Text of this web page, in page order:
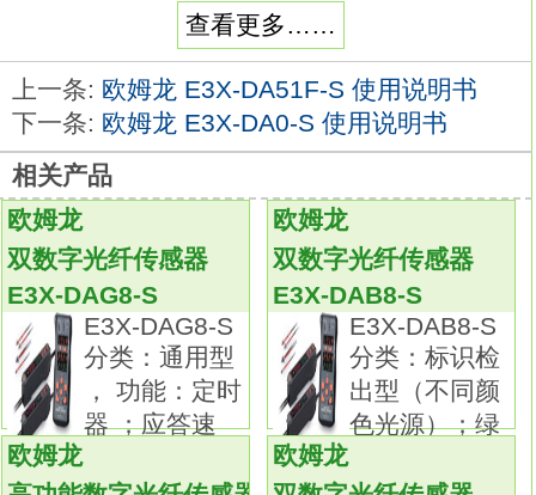
保护管长度L：75cm。
品种丰富的高精度温度传感器系列。
在以往的M3螺钉对应品的基础上，
追加有助于降低配线工时的棒状端子对应品
E3X-DA9F-S基础知识。
温度传感器是用作温控器的热感应部件。
可根据要测量的温度、场所、 周围环境选择。
备有种类、形状、 长度及端子部形状各异的产
品E3X-DA9F-S螺纹长度为长尺寸的接近传感
器。
提升紧固强度外，还标配导线保护器。
提升指示灯的可视性，所有机型全部采用扳手
夹紧用铣切E3X-DA9F-S基础知识。采用使用
简单的单键单功能设计。
光量条和旋钮设定。
查看更多……
上一条: 欧姆龙 E3X-DA51F-S 使用说明书
下一条: 欧姆龙 E3X-DA0-S 使用说明书
相关产品
欧姆龙
双数字光纤传感器
E3X-DAG8-S
E3X-DAG8-S
分类：通用型
， 功能：定时
器 ；应答速
欧姆龙
双数字光纤传感器
E3X-DAB8-S
E3X-DAB8-S
分类：标识检
出型（不同颜
色光源）；绿
欧姆龙
欧姆龙